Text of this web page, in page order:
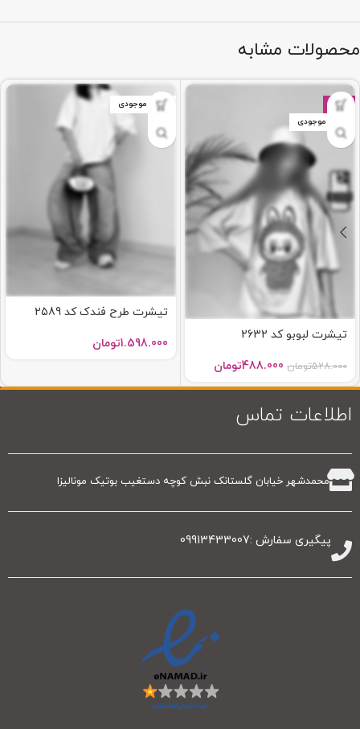
محصولات مشابه
-8%
اتمام موجودی
تیشرت لبوبو کد 2632
528.000تومان 488.000تومان
اتمام موجودی
تیشرت طرح فندک کد 2589
1.598.000تومان
اطلاعات تماس
محمدشهر خیابان گلستانک نبش کوچه دستغیب بوتیک مونالیزا
پیگیری سفارش :09913433007